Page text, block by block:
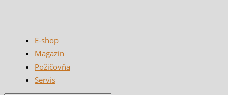
E-shop
Magazín
Požičovňa
Servis